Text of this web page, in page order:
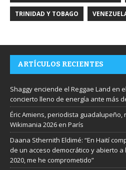
TRINIDAD Y TOBAGO
ARTÍCULOS RECIENTES
Shaggy enciende el Reggae Land en
concierto lleno de energía ante más
Éric Amiens, periodista guadalupeño,
Wikimania 2026 en París
Daana Sthernith Eldimé: “En Haití
de un acceso democrático y abierto
2020, me he comprometido”